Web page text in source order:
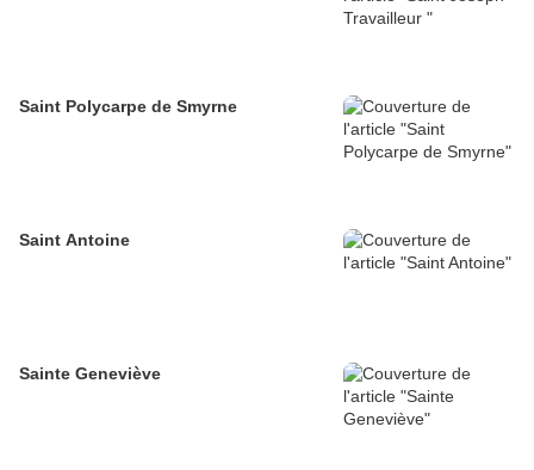
Saint Polycarpe de Smyrne
Saint Antoine
Sainte Geneviève